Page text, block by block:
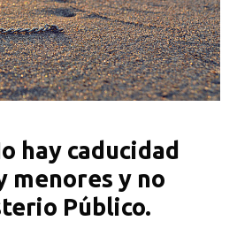
hay caducidad
menores y no
Público.